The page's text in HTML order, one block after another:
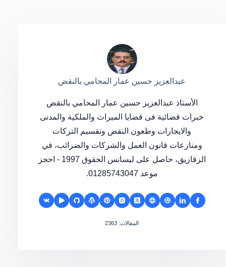
عبدالعزيز حسين عمار المحامي بالنقض
الأستاذ عبدالعزيز حسين عمار المحامي بالنقض
خبرات قضائية فى قضايا الميراث والملكية والمدنى
والايجارات وطعون النقض وتقسيم التركات
ومنازعات قانون العمل والشركات والضرائب، في
الزقازيق، حاصل على ليسانس الحقوق 1997 - احجز
موعد 01285743047.
المقالات: 2363